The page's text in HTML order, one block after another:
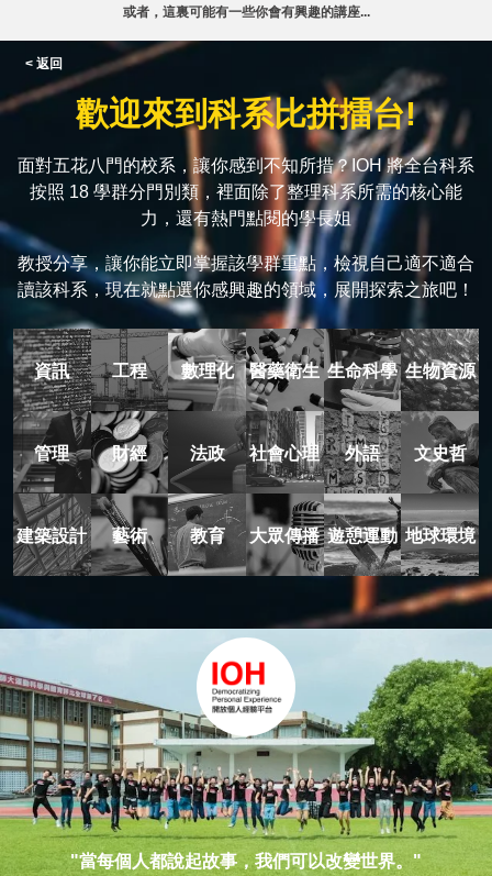
或者，這裏可能有一些你會有興趣的講座...
< 返回
歡迎來到科系比拼擂台!
面對五花八門的校系，讓你感到不知所措？IOH 將全台科系
按照 18 學群分門別類，裡面除了整理科系所需的核心能
力，還有熱門點閱的學長姐
教授分享，讓你能立即掌握該學群重點，檢視自己適不適合
讀該科系，現在就點選你感興趣的領域，展開探索之旅吧！
資訊 工程 數理化 醫藥衛生 生命科學 生物資源
管理 財經 法政 社會心理 外語 文史哲
建築設計 藝術 教育 大眾傳播 遊憩運動 地球環境
"當每個人都說起故事，我們可以改變世界。"